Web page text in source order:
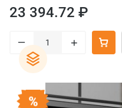
23 394.72 ₽
– +